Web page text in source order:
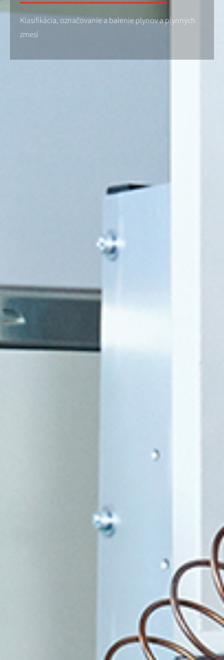
Klasifikácia, označovanie a balenie plynov a plynných
zmesí